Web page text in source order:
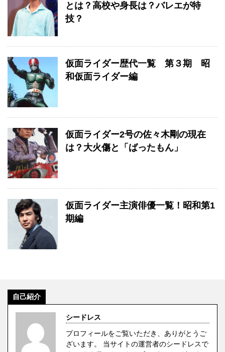
とは？高校や身長は？バレエが特
技？
仮面ライダー歴代一覧 第３期 昭
和仮面ライダー編
仮面ライダー2号の佐々木剛の現在
は？大火傷と「ばったもん」
仮面ライダー主演俳優一覧！昭和第1
期編
自己紹介
シードレス
プロフィールをご覧いただき、ありがとうご
ざいます。 当サイトの運営者のシードレスで